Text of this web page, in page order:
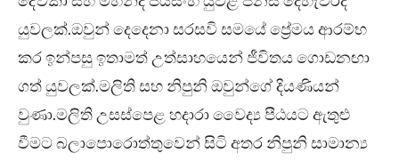
යුවලක්.ඔවුන් දෙදෙනා සරසවි සමයේ ප්‍රේමය ආරම්භ
කර ඉන්පසු ඉතාමත් උත්සාහයෙන් ජීවිතය ගොඩනඟා
ගත් යුවලක්.මලිති සහ නිපුනි ඔවුන්ගේ දියණියන්
වුණා.මලිති උසස්පෙළ හදාරා වෛද්‍ය පීඨයට ඇතුළු
වීමට බලාපොරොත්තුවෙන් සිටි අතර නිපුනි සාමාන්‍ය